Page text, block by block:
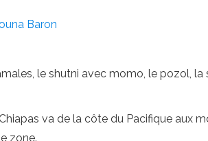
Baron
le shutni avec momo, le pozol,
va de la côte du Pacifique aux
zone.